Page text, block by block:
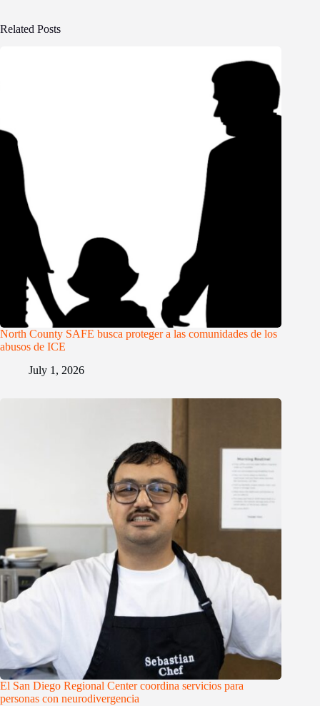
Related Posts
North County SAFE busca proteger a las comunidades de los
abusos de ICE
July 1, 2026
El San Diego Regional Center coordina servicios para
personas con neurodivergencia